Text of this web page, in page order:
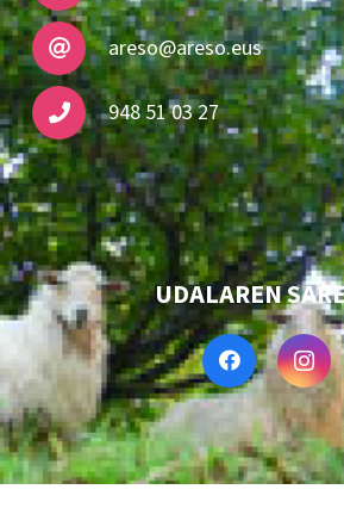
areso@areso.eus
948 51 03 27
UDALAREN